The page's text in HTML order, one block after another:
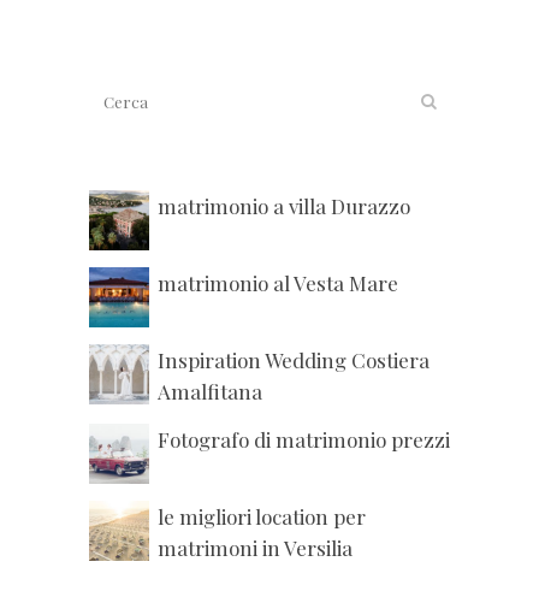
matrimonio a villa Durazzo
matrimonio al Vesta Mare
Inspiration Wedding Costiera
Amalfitana
Fotografo di matrimonio prezzi
le migliori location per
matrimoni in Versilia